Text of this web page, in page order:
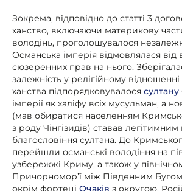
Зокрема, відповідно до статті 3
ханство, включаючи материкову
володінь, проголошувалося
Османська імперія відмовлялася від
сюзеренних прав на нього.
залежність у релігійному
ханства підпорядковувалося султану
імперії як халіфу всіх мусульман, а
(мав обиратися населенням
з роду Чінгізидів) ставав
благословіння султана. До
перейшли османські володіння на
узбережжі Криму, а також у
Причорномор’ї між Південним
окрім фортеці Очаків з округою.